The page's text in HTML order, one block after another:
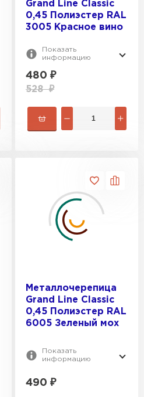
Grand Line Classic
0,45 Полиэстер RAL
3005 Красное вино
Показать
информацию
480 ₽
528₽
Металлочерепица
Grand Line Classic
0,45 Полиэстер RAL
6005 Зеленый мох
Показать
информацию
490 ₽